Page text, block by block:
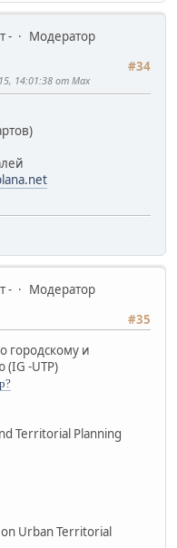
-
Модератор
#34
14:01:38 от Max
-
Модератор
#35
городскому и
-UTP)
Territorial Planning
Urban Territorial